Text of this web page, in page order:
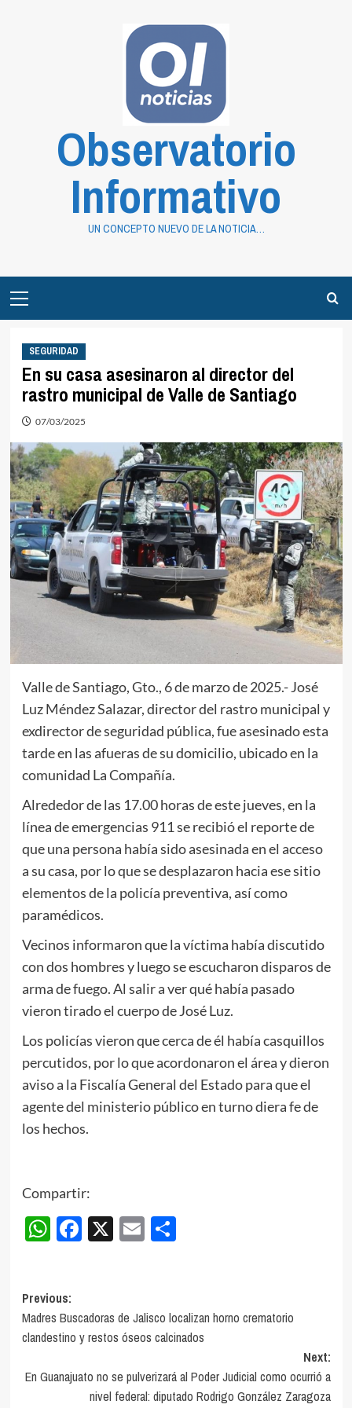
Observatorio
Informativo
UN CONCEPTO NUEVO DE LA NOTICIA…
Menu
SEGURIDAD
En su casa asesinaron al director del
rastro municipal de Valle de Santiago
07/03/2025
Valle de Santiago, Gto., 6 de marzo de 2025.- José
Luz Méndez Salazar, director del rastro municipal y
exdirector de seguridad pública, fue asesinado esta
tarde en las afueras de su domicilio, ubicado en la
comunidad La Compañía.
Alrededor de las 17.00 horas de este jueves, en la
línea de emergencias 911 se recibió el reporte de
que una persona había sido asesinada en el acceso
a su casa, por lo que se desplazaron hacia ese sitio
elementos de la policía preventiva, así como
paramédicos.
Vecinos informaron que la víctima había discutido
con dos hombres y luego se escucharon disparos de
arma de fuego. Al salir a ver qué había pasado
vieron tirado el cuerpo de José Luz.
Los policías vieron que cerca de él había casquillos
percutidos, por lo que acordonaron el área y dieron
aviso a la Fiscalía General del Estado para que el
agente del ministerio público en turno diera fe de
los hechos.
Compartir:
WhatsApp
Facebook
X EmailCompartir
Post
navigation
Previous:
Madres Buscadoras de Jalisco localizan horno crematorio
clandestino y restos óseos calcinados
Next:
En Guanajuato no se pulverizará al Poder Judicial como ocurrió a
nivel federal: diputado Rodrigo González Zaragoza